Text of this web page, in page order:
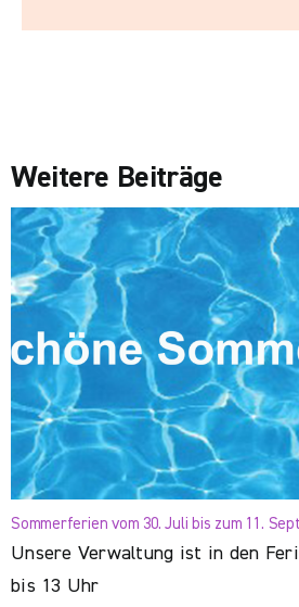
Weitere Beiträge
Sommerferien vom 30. Juli bis zum 11.
Unsere Verwaltung ist in den
bis 13 Uhr